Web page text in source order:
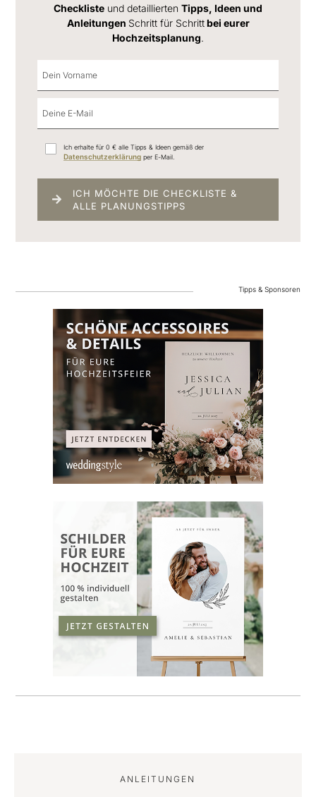
Checkliste und detaillierten Tipps, Ideen und
Anleitungen Schritt für Schrittbei eurer
Hochzeitsplanung.
Ich erhalte für 0 € alle Tipps & Ideen gemäß der
Datenschutzerklärung per E-Mail.
ICH MÖCHTE DIE CHECKLISTE &
ALLE PLANUNGSTIPPS
Tipps & Sponsoren
ANLEITUNGEN